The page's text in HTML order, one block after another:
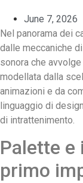
June 7, 2026
Nel panorama dei
dalle meccaniche
sonora che
modellata dalla
animazioni e da
linguaggio di
di intrattenimento.
Palette e
primo